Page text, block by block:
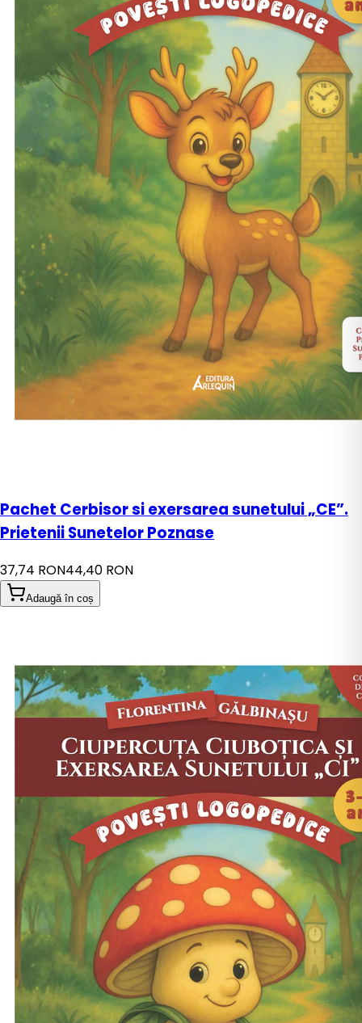
Pachet Cerbisor si exersarea sunetului „CE”.
Prietenii Sunetelor Poznase
37,74 RON44,40 RON
Adaugă în coș